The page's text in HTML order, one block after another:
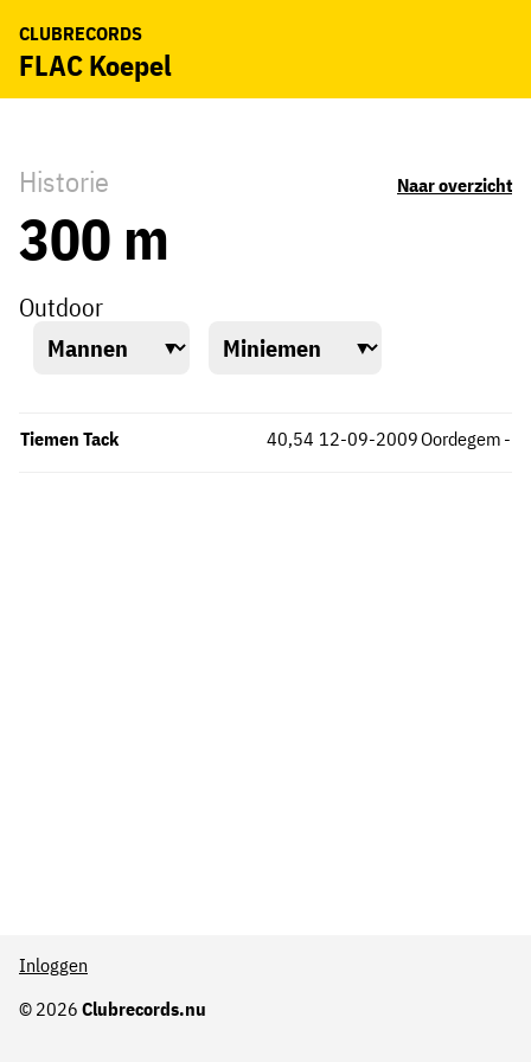
CLUBRECORDS
FLAC Koepel
Historie Naar overzicht
300 m
Outdoor
Tiemen Tack Oordegem
40,54 -
12-09-2009
© 2026 Clubrecords.nu
Inloggen